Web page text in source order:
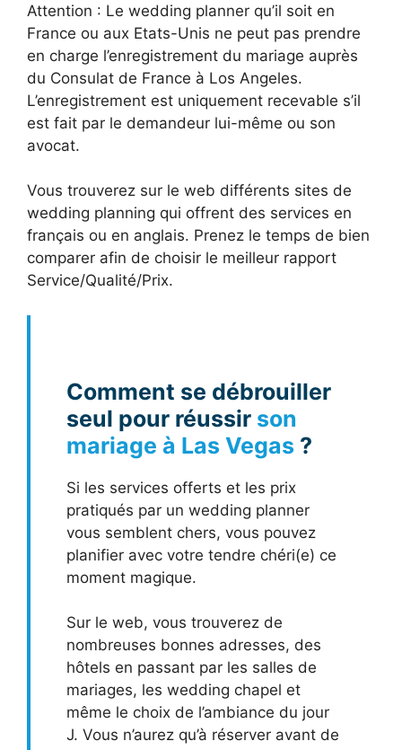
Attention : Le wedding planner qu’il soit en
France ou aux Etats-Unis ne peut pas prendre
en charge l’enregistrement du mariage auprès
du Consulat de France à Los Angeles.
L’enregistrement est uniquement recevable s’il
est fait par le demandeur lui-même ou son
avocat.
Vous trouverez sur le web différents sites de
wedding planning qui offrent des services en
français ou en anglais. Prenez le temps de bien
comparer afin de choisir le meilleur rapport
Service/Qualité/Prix.
Comment se débrouiller
seul pour réussir son
mariage à Las Vegas ?
Si les services offerts et les prix
pratiqués par un wedding planner
vous semblent chers, vous pouvez
planifier avec votre tendre chéri(e) ce
moment magique.
Sur le web, vous trouverez de
nombreuses bonnes adresses, des
hôtels en passant par les salles de
mariages, les wedding chapel et
même le choix de l’ambiance du jour
J. Vous n’aurez qu’à réserver avant de